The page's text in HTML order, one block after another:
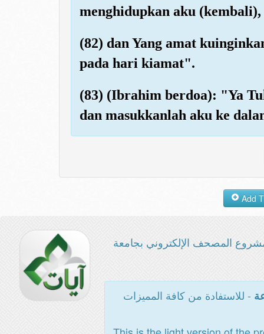
menghidupkan aku (kembali),
(82) dan Yang amat
pada hari kiamat".
(83) (Ibrahim berdoa): "Ya
dan masukkanlah aku ke
المصحف الإلكتروني بجامعة
- للاستفادة من كافة المميزات